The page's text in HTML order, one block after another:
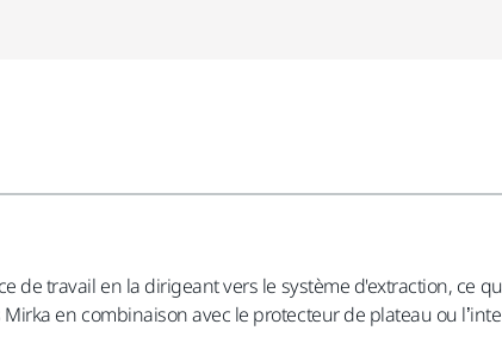
de travail en la dirigeant vers le système d'extraction, ce
en combinaison avec le protecteur de plateau ou